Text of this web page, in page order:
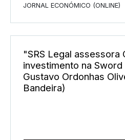
JORNAL ECONÓMICO (ONLINE)
"SRS Legal assessora
investimento na
Gustavo Ordonhas
Bandeira)